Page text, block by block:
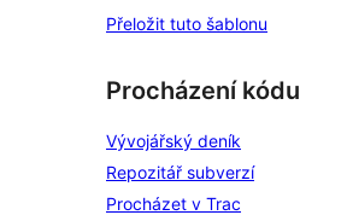
Přeložit tuto šablonu
Procházení kódu
Vývojářský deník
Repozitář subverzí
Procházet v Trac